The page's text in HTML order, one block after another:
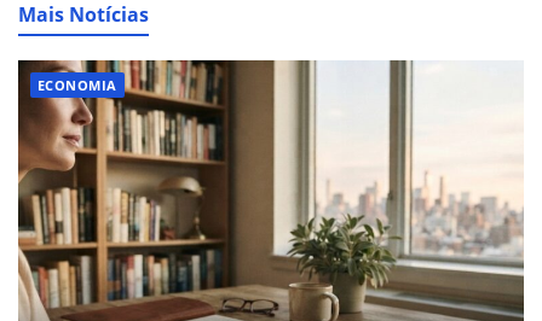
Mais Notícias
ECONOMIA